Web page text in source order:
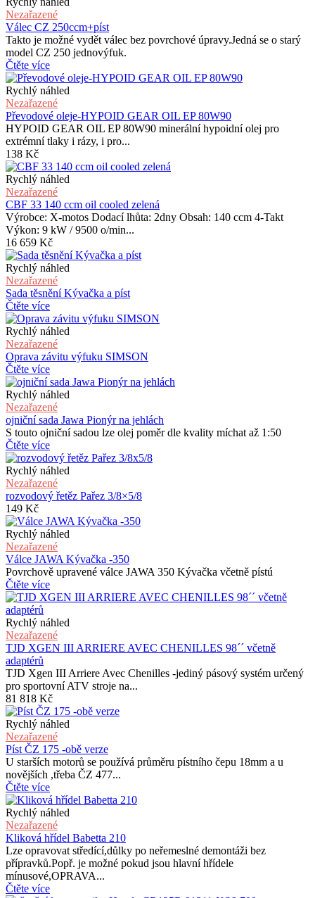
Nezařazené
Válec CZ 250ccm+píst
Takto je možné vydět válec bez povrchové úpravy.Jedná se o starý
model CZ 250 jednovýfuk.
Čtěte více
Rychlý náhled
Nezařazené
Převodové oleje-HYPOID GEAR OIL EP 80W90
HYPOID GEAR OIL EP 80W90 minerální hypoidní olej pro
extrémní tlaky i rázy, i pro...
138 Kč
Rychlý náhled
Nezařazené
CBF 33 140 ccm oil cooled zelená
Výrobce: X-motos Dodací lhůta: 2dny Obsah: 140 ccm 4-Takt
Výkon: 9 kW / 9500 o/min...
16 659 Kč
Rychlý náhled
Nezařazené
Sada těsnění Kývačka a píst
Čtěte více
Rychlý náhled
Nezařazené
Oprava závitu výfuku SIMSON
Čtěte více
Rychlý náhled
Nezařazené
ojniční sada Jawa Pionýr na jehlách
S touto ojniční sadou lze olej poměr dle kvality míchat až 1:50
Čtěte více
Rychlý náhled
Nezařazené
rozvodový řetěz Pařez 3/8×5/8
149 Kč
Rychlý náhled
Nezařazené
Válce JAWA Kývačka -350
Povrchově upravené válce JAWA 350 Kývačka včetně pístú
Čtěte více
Rychlý náhled
Nezařazené
TJD XGEN III ARRIERE AVEC CHENILLES 98´´ včetně
adaptérů
TJD Xgen III Arriere Avec Chenilles -jediný pásový systém určený
pro sportovní ATV stroje na...
81 818 Kč
Rychlý náhled
Nezařazené
Píst ČZ 175 -obě verze
U starších motorů se používá průměru pístního čepu 18mm a u
novějších ,třeba ČZ 477...
Čtěte více
Rychlý náhled
Nezařazené
Kliková hřídel Babetta 210
Lze opravovat středící,důlky po neřemeslné demontáži bez
přípravků.Popř. je možné pokud jsou hlavní hřídele
mínusové,OPRAVA...
Čtěte více